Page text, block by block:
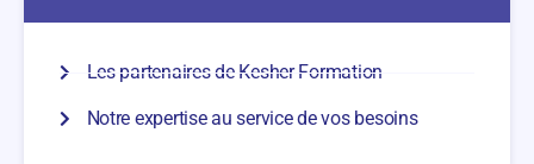
Les partenaires de Kesher Formation
Notre expertise au service de vos besoins